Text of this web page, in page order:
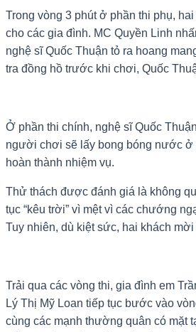
Trong vòng 3 phút ở phần thi phụ,
cho các gia đình. MC Quyền Linh
nghệ sĩ Quốc Thuận tỏ ra hoang
tra đồng hồ trước khi chơi, Quốc
Ở phần thi chính, nghệ sĩ Quốc
người chơi sẽ lấy bong bóng nước ở
hoàn thành nhiệm vụ.
Thử thách được đánh giá là không
tục “kêu trời” vì mệt vì các chướng
Tuy nhiên, dù kiệt sức, hai khách
Trải qua các vòng thi, gia đình em
Lý Thị Mỹ Loan tiếp tục bước vào
cùng các mạnh thường quân có mặt